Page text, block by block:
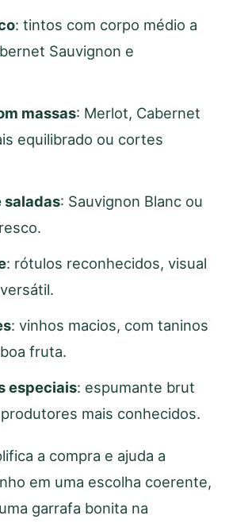
: tintos com corpo médio a
Sauvignon e
massas: Merlot, Cabernet
equilibrado ou cortes
saladas: Sauvignon Blanc ou
: rótulos reconhecidos, visual
: vinhos macios, com taninos
fruta.
especiais: espumante brut
mais conhecidos.
a compra e ajuda a
em uma escolha coerente,
garrafa bonita na